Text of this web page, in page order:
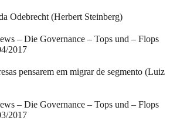
Odebrecht (Herbert Steinberg)
– Die Governance – Tops und – Flops
2017
pensarem em migrar de segmento (Luiz
– Die Governance – Tops und – Flops
2017